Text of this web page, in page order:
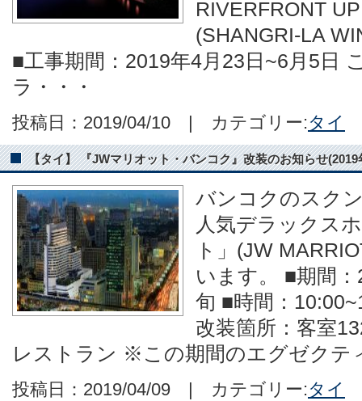
RIVERFRONT
(SHANGRI-LA
■工事期間：2019年4月23日~6月5日
ラ・・・
投稿日：2019/04/10 | カテゴリー: タイ
【タイ】 『JWマリオット・バンコク』改装のお知らせ
バンコクのスク
人気デラックス
ト」(JW
います。 ■期間
旬 ■時間：
改装箇所：客室
レストラン ※この期間のエグゼクテ
投稿日：2019/04/09 | カテゴリー: タイ